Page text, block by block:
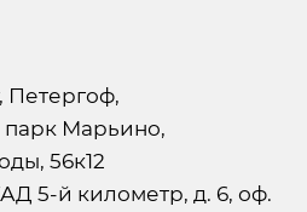
Петергоф,
Марьино,
56к12
5-й километр, д. 6, оф.